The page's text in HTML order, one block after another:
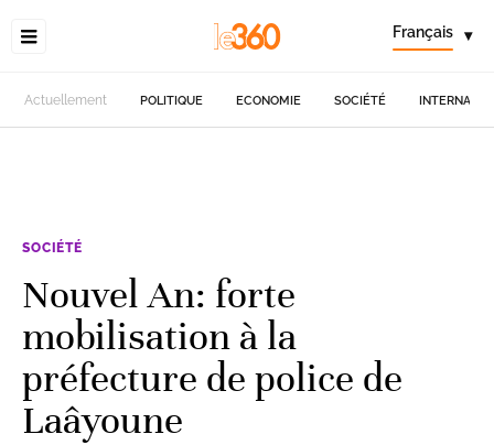
Français ▾
Actuellement POLITIQUE ECONOMIE SOCIÉTÉ
SOCIÉTÉ
Nouvel An: forte
mobilisation à la
préfecture de police de
Laâyoune